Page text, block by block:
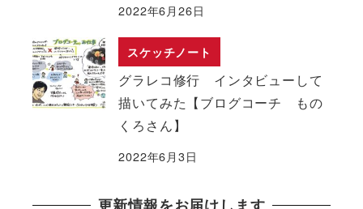
2022年6月26日
スケッチノート
グラレコ修行 インタビューして
描いてみた【ブログコーチ もの
くろさん】
2022年6月3日